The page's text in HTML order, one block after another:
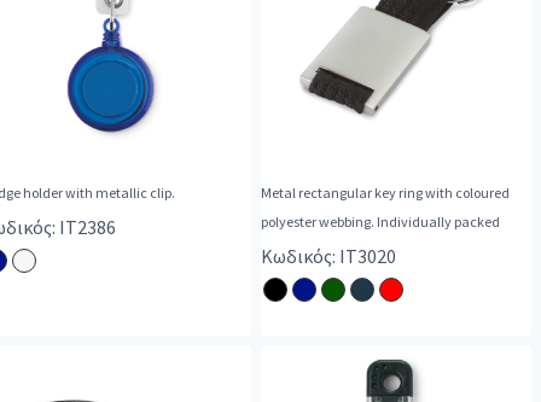
holder with metallic clip.
IT2386
Metal rectangular key ring with coloured
polyester webbing. Individually packed
Κωδικός: IT3020